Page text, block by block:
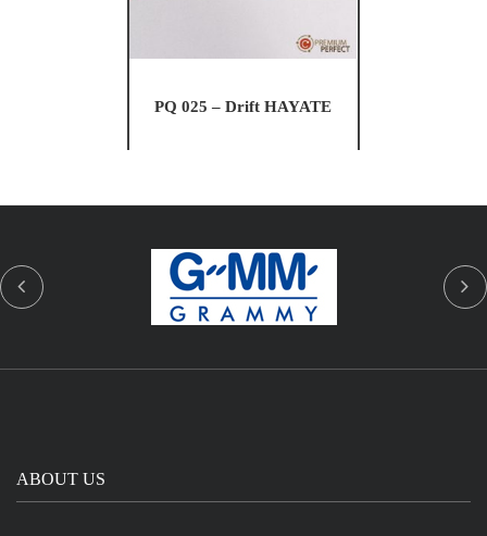
PQ 025 – Drift HAYATE
ABOUT US